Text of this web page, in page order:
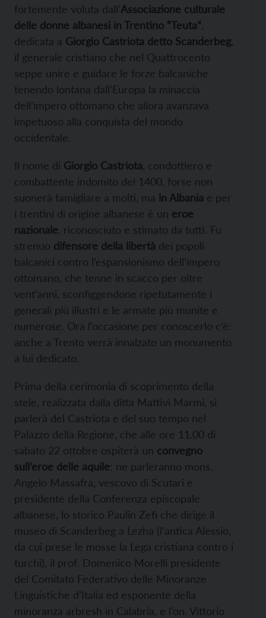
fortemente voluta dall’Associazione culturale
delle donne albanesi in Trentino “Teuta”
dedicata a Giorgio Castriota detto Scanderbeg
il generale cristiano che nel Quattrocento
seppe unire e guidare le forze balcaniche
tenendo lontana dall’Europa la minaccia
dell’impero ottomano che allora avanzava
impetuoso alla conquista del mondo
occidentale.
Il nome di Giorgio Castriota , condottiero e
combattente indomito del 1400, forse non
suonerà famigliare a molti, ma in Albania e per
i trentini di origine albanese è un eroe
nazionale , riconosciuto e stimato da tutti. Fu
strenuo difensore della libertà dei popoli
balcanici contro l’espansionismo dell’impero
ottomano, che tenne in scacco per oltre
vent’anni, sconfiggendone ripetutamente i
generali più illustri e le armate più munite e
numerose. Ora l’occasione per conoscerlo c’è:
anche a Trento verrà innalzato un monumento
a lui dedicato.
Prima della cerimonia di scoprimento della
stele, realizzata dalla ditta Mattivi Marmi, si
parlerà del Castriota e del suo tempo nel
Palazzo della Regione, che alle ore 11.00 di
sabato 22 ottobre ospiterà un convegno
sull’eroe delle aquile: ne parleranno mons.
Angelo Massafra, vescovo di Scutari e
presidente della Conferenza episcopale
albanese, lo storico Paulin Zefi che dirige il
museo di Scanderbeg a Lezha (l’antica Alessio,
da cui prese le mosse la Lega cristiana contro i
turchi), il prof. Domenico Morelli presidente
del Comitato Federativo delle Minoranze
Linguistiche d’Italia ed esponente della
minoranza arbresh in Calabria, e l’on. Vittorio